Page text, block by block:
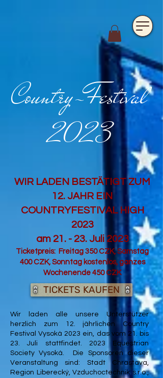
Country-Festival
2023
WIR LADEN BESTÄTIGT ZUM
12. JAHR EIN
COUNTRYFESTIVAL HIGH
2023
am 21. - 23. Juli 2023
Ticketpreis: Freitag 350 CZK, Samstag
400 CZK, Sonntag kostenlos, ganzes
Wochenende 450 CZK
TICKETS KAUFEN
Wir laden alle unsere Unterstützer
herzlich zum 12. jährlichen Country
Festival Vysoká 2023 ein, das vom 21. bis
23. Juli stattfindet. 2023 Equestrian
Society Vysoká. Die Sponsoren dieser
Veranstaltung sind: Stadt Chrastava,
Region Liberecký, Vzduchoctechnik s.r.o.,